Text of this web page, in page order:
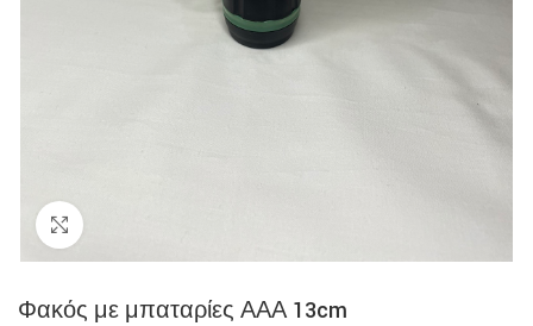
Φακός με μπαταρίες ΑΑΑ 13cm